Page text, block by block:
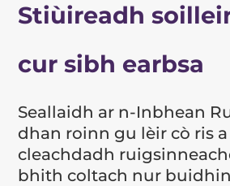
Stiùireadh
cur sibh earbsa
Seallaidh ar n-Inbhean
dhan roinn gu lèir cò ris
cleachdadh
bhith coltach nur